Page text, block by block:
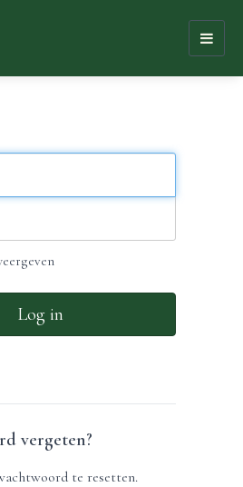
Log in
vergeten?
te resetten.